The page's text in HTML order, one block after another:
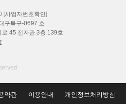
[사업자번호확인]
구북구-0697 호
로 45 전자관 3층 139호
약관 이용안내 개인정보처리방침